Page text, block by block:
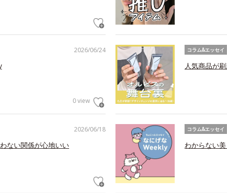
2026/06/24
0 view
コラム&エッセイ
人気商品が
2026/06/18
ない関係が心地いい
コラム&エッセイ
わからない